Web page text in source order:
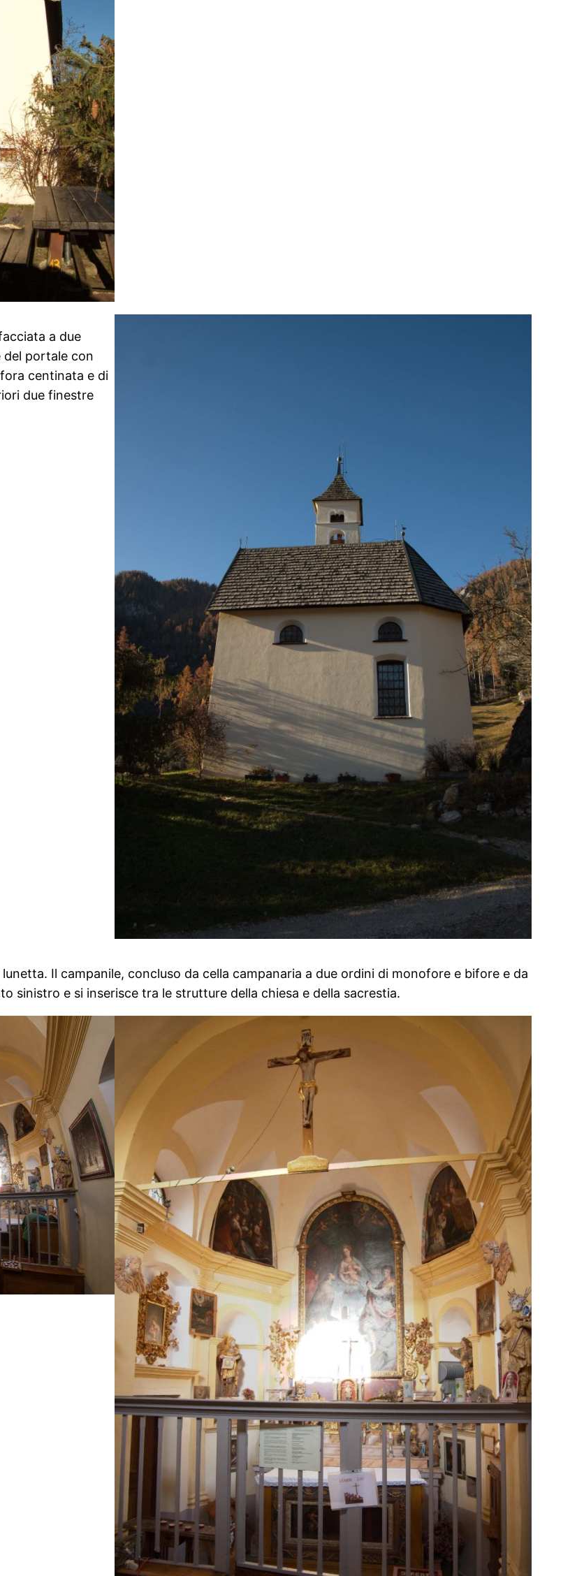
a due
portale con
centinata e di
due finestre
Il campanile, concluso da cella campanaria a due ordini di monofore e bifore e da
sinistro e si inserisce tra le strutture della chiesa e della sacrestia.